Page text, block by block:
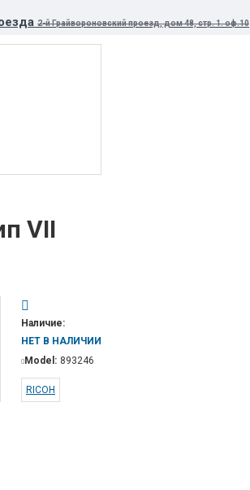
2-й Грайвороновский проезд, дом 48, стр. 1. оф.10
VII
Наличие:
НЕТ В НАЛИЧИИ
Model: 893246
RICOH